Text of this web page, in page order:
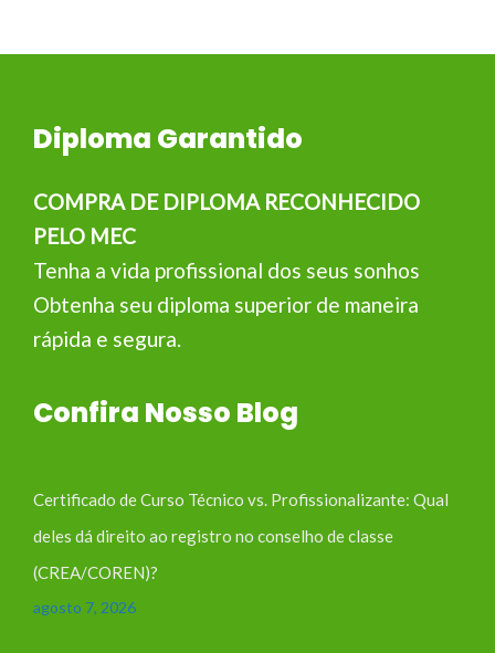
Diploma Garantido
COMPRA DE DIPLOMA RECONHECIDO
PELO MEC
Tenha a vida profissional dos seus sonhos
Obtenha seu diploma superior de maneira
rápida e segura.
Confira Nosso Blog
Certificado de Curso Técnico vs. Profissionalizante: Qual
deles dá direito ao registro no conselho de classe
(CREA/COREN)?
agosto 7, 2026